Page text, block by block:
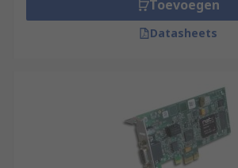
Toevoegen
Datasheets